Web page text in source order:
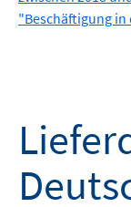
"Beschäftigung